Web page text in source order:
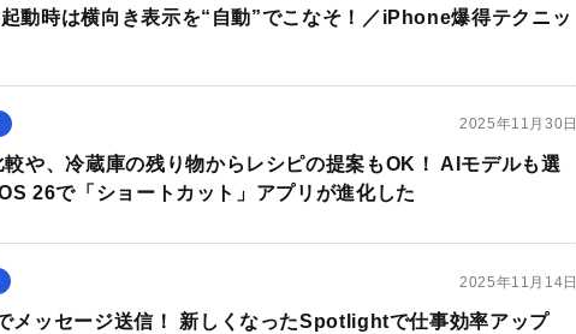
動時は横向き表示を“自動”でこなそ！／iPhone爆得テクニッ
2025年11月30日
や、冷蔵庫の残り物からレシピの提案もOK！ AIモデルも選
26で「ショートカット」アプリが進化した
2025年11月14日
メッセージ送信！ 新しくなったSpotlightで仕事効率アップ